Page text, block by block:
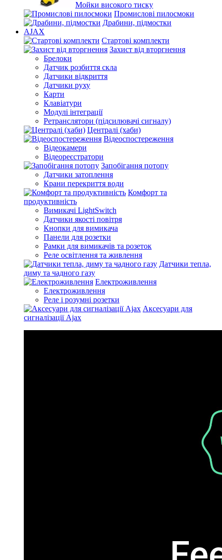
Мойки високого тиску
Промислові пилосмоки
Драбини, підмостки
AJAX
Стартові комплекти
Захист від вторгнення
Брелоки
Датчик розбиття скла
Датчики відкриття
Датчики руху
Карти
Клавіатури
Модулі інтеграції
Ретранслятори (підсилювачі сигналу)
Централі (хаби)
Відеоспостереження
Відеокамери
Відеореєстратори
Запобігання потопу
Датчики затоплення
Крани перекриття води
Комфорт та
продуктивність
Вимикачі LightSwitch
Датчики якості повітря
Кнопки для вимикача
Панели для розетки
Рамки для вимикачів та розеток
Реле освітлення та живлення
Датчики тепла,
диму та чадного газу
Електроживлення
Електроживлення
Реле і розумні розетки
Аксесуари для
сигналізації Ajax